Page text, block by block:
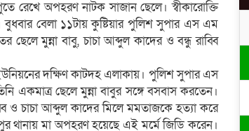
রেখে অপহরণ নাটক সাজান ছেলে। স্বীকারোক্তি
বেলা ১১টায় কুষ্টিয়ার পুলিশ সুপার এস এম
ছেলে মুন্না বাবু, চাচা আব্দুল কাদের ও বন্ধু রাব্বি
দক্ষিণ কাটদহ এলাকায়। পুলিশ সুপার এস
একমাত্র ছেলে মুন্না বাবুর সঙ্গে বসবাস করতেন।
ও চাচা আব্দুল কাদের মিলে মমতাজকে হত্যা করে
থানায় মা অপহরণ হয়েছে এই মর্মে জিডি করেন।